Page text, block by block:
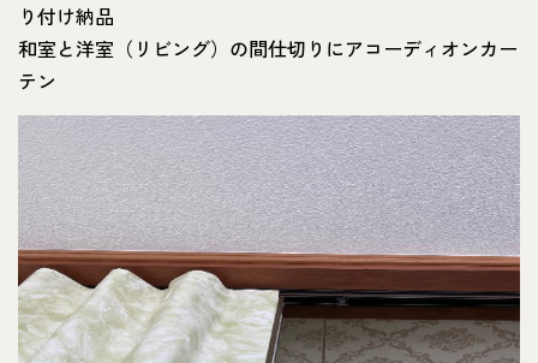
り付け納品
和室と洋室（リビング）の間仕切りにアコーディオンカー
テン